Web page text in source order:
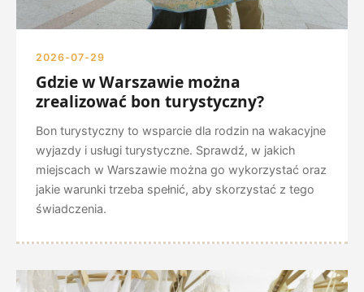
2026-07-29
Gdzie w Warszawie można
zrealizować bon turystyczny?
Bon turystyczny to wsparcie dla rodzin na wakacyjne
wyjazdy i usługi turystyczne. Sprawdź, w jakich
miejscach w Warszawie można go wykorzystać oraz
jakie warunki trzeba spełnić, aby skorzystać z tego
świadczenia.